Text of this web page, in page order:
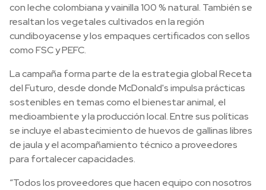
con leche colombiana y vainilla 100 % natural. También se
resaltan los vegetales cultivados en la región
cundiboyacense y los empaques certificados con sellos
como FSC y PEFC.
La campaña forma parte de la estrategia global Receta
del Futuro, desde donde McDonald's impulsa prácticas
sostenibles en temas como el bienestar animal, el
medioambiente y la producción local. Entre sus políticas
se incluye el abastecimiento de huevos de gallinas libres
de jaula y el acompañamiento técnico a proveedores
para fortalecer capacidades.
“Todos los proveedores que hacen equipo con nosotros